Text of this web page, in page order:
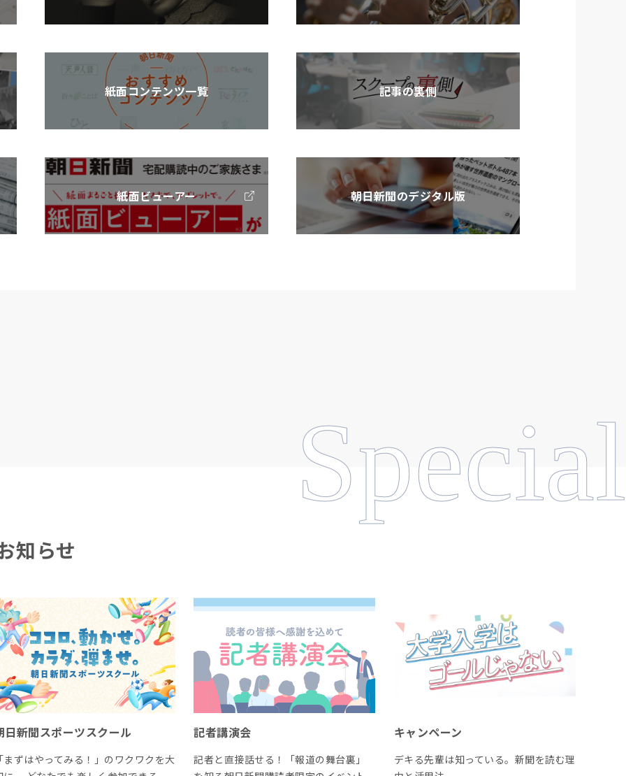
紙面コンテンツ一覧 記事の裏側
紙面ビューアー 朝日新聞のデジタル版
Special
知らせ
日新聞スポーツスクール
まずはやってみる！」のワクワクを大
記者講演会
記者と直接話せる！「報道の舞台裏」
キャンペーン
デキる先輩は知っている。新聞を読む理